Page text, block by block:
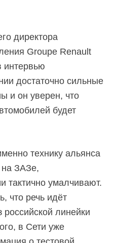
директора
Groupe Renault
интервью
достаточно сильные
и он уверен, что
будет
технику альянса
на ЗАЗе,
тактично умалчивают.
что речь идёт
линейки
в Сети уже